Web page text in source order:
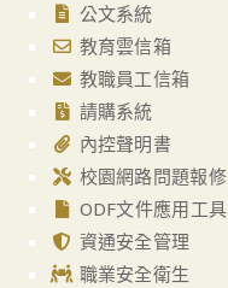
公文系統
教育雲信箱
教職員工信箱
請購系統
內控聲明書
校園網路問題報修
ODF文件應用工具
資通安全管理
職業安全衛生